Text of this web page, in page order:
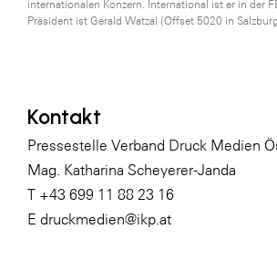
internationalen Konzern. International ist er in der
Präsident ist Gerald Watzal (Offset 5020 in
Kontakt
Pressestelle Verband Druck Medien
Mag. Katharina Scheyerer-Janda
T +43 699 11 88 23 16
E druckmedien@ikp.at